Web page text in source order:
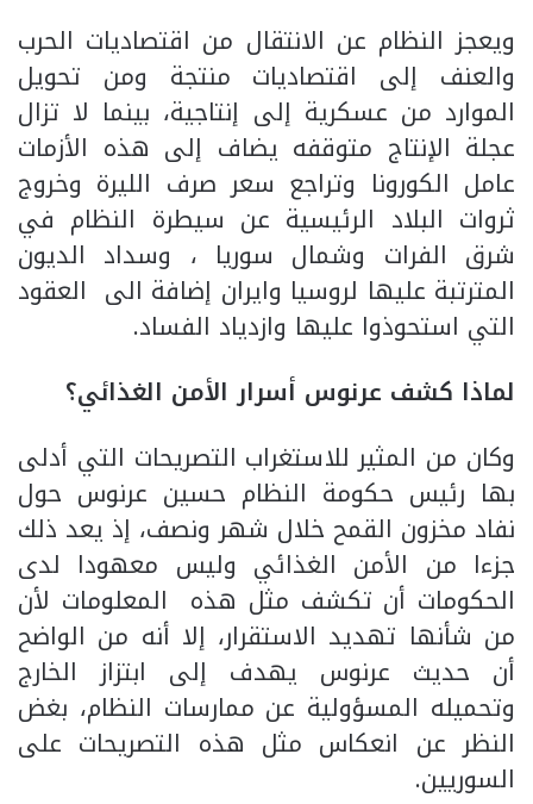
ويعجز النظام عن الانتقال من اقتصاديات الحرب
والعنف إلى اقتصاديات منتجة ومن تحويل
الموارد من عسكرية إلى إنتاجية، بينما لا تزال
عجلة الإنتاج متوقفه يضاف إلى هذه الأزمات
عامل الكورونا وتراجع سعر صرف الليرة وخروج
ثروات البلاد الرئيسية عن سيطرة النظام في
شرق الفرات وشمال سوريا ، وسداد الديون
المترتبة عليها لروسيا وايران إضافة الى العقود
التي استحوذوا عليها وازدياد الفساد.
لماذا كشف عرنوس أسرار الأمن الغذائي؟
وكان من المثير للاستغراب التصريحات التي أدلى
بها رئيس حكومة النظام حسين عرنوس حول
نفاد مخزون القمح خلال شهر ونصف، إذ يعد ذلك
جزءا من الأمن الغذائي وليس معهودا لدى
الحكومات أن تكشف مثل هذه المعلومات لأن
من شأنها تهديد الاستقرار، إلا أنه من الواضح
أن حديث عرنوس يهدف إلى ابتزاز الخارج
وتحميله المسؤولية عن ممارسات النظام، بغض
النظر عن انعكاس مثل هذه التصريحات على
السوريين.